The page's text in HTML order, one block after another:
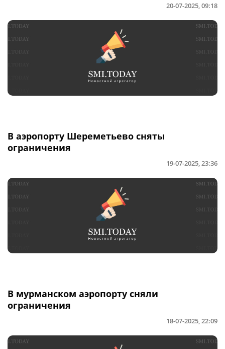
20-07-2025, 09:18
В аэропорту Шереметьево сняты
ограничения
19-07-2025, 23:36
В мурманском аэропорту сняли
ограничения
18-07-2025, 22:09